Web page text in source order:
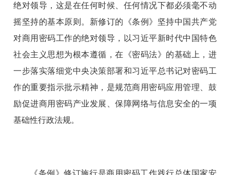
绝对领导，这是在任何时候、任何情况下都必须毫不动
摇坚持的基本原则。新修订的《条例》坚持中国共产党
对商用密码工作的绝对领导，以习近平新时代中国特色
社会主义思想为根本遵循，在《密码法》的基础上，进
一步落实落细党中央决策部署和习近平总书记对密码工
作的重要指示批示精神，是规范商用密码应用管理、鼓
励促进商用密码产业发展、保障网络与信息安全的一项
基础性行政法规。
《条例》修订施行是商用密码工作践行总体国家安